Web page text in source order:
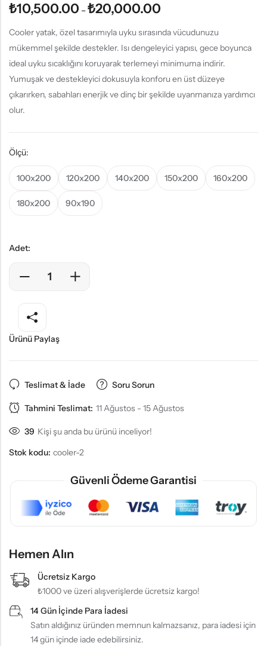
₺10,500.00 –₺20,000.00
Cooler yatak, özel tasarımıyla uyku sırasında vücudunuzu
mükemmel şekilde destekler. Isı dengeleyici yapısı, gece boyunca
ideal uyku sıcaklığını koruyarak terlemeyi minimuma indirir.
Yumuşak ve destekleyici dokusuyla konforu en üst düzeye
çıkarırken, sabahları enerjik ve dinç bir şekilde uyanmanıza yardımcı
olur.
Ölçü:
100x200 120x200 140x200 150x200 160x200
180x200 90x190
Adet:
Ürünü Paylaş
Teslimat & İade Soru Sorun
Tahmini Teslimat: 11 Ağustos - 15 Ağustos
39 Kişi şu anda bu ürünü inceliyor!
Stok kodu: cooler-2
Güvenli Ödeme Garantisi
Hemen Alın
Ücretsiz Kargo
₺1000 ve üzeri alışverişlerde ücretsiz kargo!
14 Gün İçinde Para İadesi
Satın aldığınız üründen memnun kalmazsanız, para iadesi için
14 gün içinde iade edebilirsiniz.